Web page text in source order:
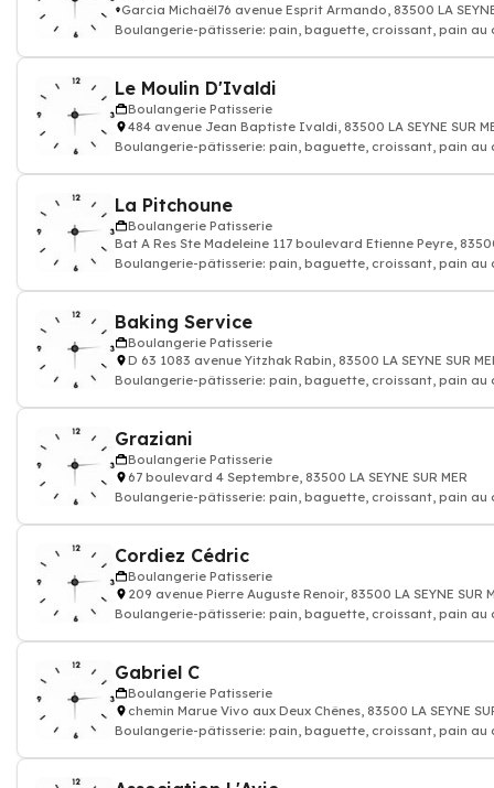
Garcia Michaël76 avenue Esprit Armando, 83500 LA SEYNE
Boulangerie-pâtisserie: pain, baguette, croissant, pain au
Le Moulin D'Ivaldi
Boulangerie Patisserie
484 avenue Jean Baptiste Ivaldi, 83500 LA SEYNE SUR
Boulangerie-pâtisserie: pain, baguette, croissant, pain au
La Pitchoune
Boulangerie Patisserie
Bat A Res Ste Madeleine 117 boulevard Etienne Peyre, 83500
Boulangerie-pâtisserie: pain, baguette, croissant, pain au
Baking Service
Boulangerie Patisserie
D 63 1083 avenue Yitzhak Rabin, 83500 LA SEYNE SUR
Boulangerie-pâtisserie: pain, baguette, croissant, pain au
Graziani
Boulangerie Patisserie
67 boulevard 4 Septembre, 83500 LA SEYNE SUR MER
Boulangerie-pâtisserie: pain, baguette, croissant, pain au
Cordiez Cédric
Boulangerie Patisserie
209 avenue Pierre Auguste Renoir, 83500 LA SEYNE SUR
Boulangerie-pâtisserie: pain, baguette, croissant, pain au
Gabriel C
Boulangerie Patisserie
chemin Marue Vivo aux Deux Chênes, 83500 LA SEYNE
Boulangerie-pâtisserie: pain, baguette, croissant, pain au